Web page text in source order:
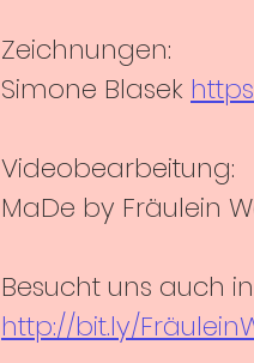
Zeichnungen:
Simone Blasek
Videobearbeitung:
MaDe by Fräulein
Besucht uns auch
http://bit.ly/